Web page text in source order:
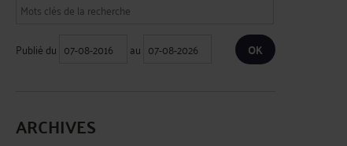
Publié du au
ARCHIVES